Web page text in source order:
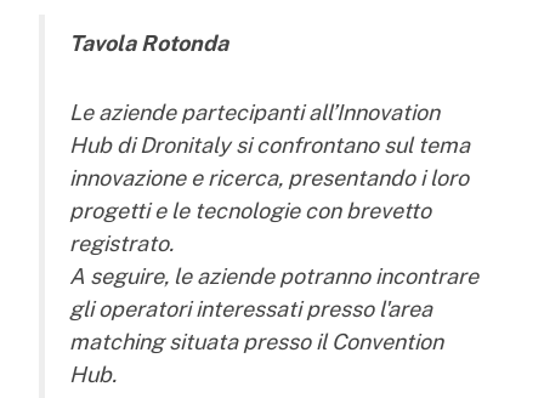
Tavola Rotonda
Le aziende partecipanti all’Innovation
Hub di Dronitaly si confrontano sul tema
innovazione e ricerca, presentando i loro
progetti e le tecnologie con brevetto
registrato.
A seguire, le aziende potranno incontrare
gli operatori interessati presso l'area
matching situata presso il Convention
Hub.